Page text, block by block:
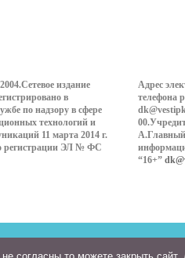
издание
в
по надзору в сфере
технологий и
11 марта 2014 г.
регистрации ЭЛ № ФС
Адрес
телефона
“16+”